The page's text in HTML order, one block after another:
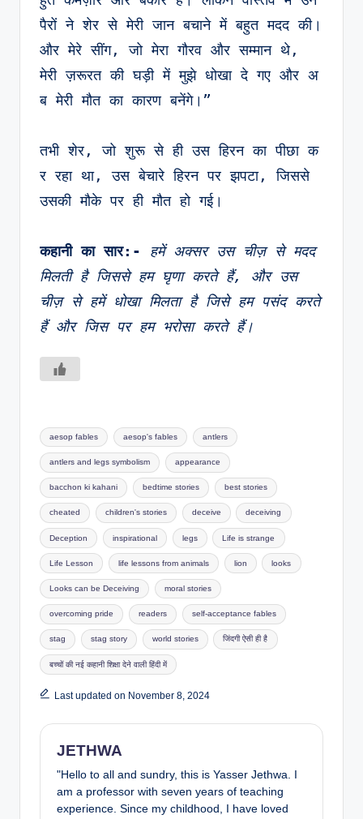
पैरों ने शेर से मेरी जान बचाने में बहुत मदद की।
और मेरे सींग, जो मेरा गौरव और सम्मान थे,
मेरी ज़रूरत की घड़ी में मुझे धोखा दे गए और अ
ब मेरी मौत का कारण बनेंगे।”
तभी शेर, जो शुरू से ही उस हिरन का पीछा क
र रहा था, उस बेचारे हिरन पर झपटा, जिससे
उसकी मौके पर ही मौत हो गई।
कहानी का सार:-
हमें अक्सर उस चीज़ से मदद
मिलती है जिससे हम घृणा करते हैं, और उस
चीज़ से हमें धोखा मिलता है जिसे हम पसंद करते
हैं और जिस पर हम भरोसा करते हैं।
Tags:
aesop fables aesop's fables antlers
antlers and legs symbolism appearance
bacchon ki kahani bedtime stories best stories
cheated children's stories deceive deceiving
Deception inspirational legs Life is strange
Life Lesson life lessons from animals lion looks
Looks can be Deceiving moral stories
overcoming pride readers self-acceptance fables
stag stag story world stories जिंदगी ऐसी ही है
बच्चों की नई कहानी शिक्षा देने वाली हिंदी में
Last updated on November 8, 2024
JETHWA
"Hello to all and sundry, this is Yasser Jethwa. I
am a professor with seven years of teaching
experience. Since my childhood, I have loved